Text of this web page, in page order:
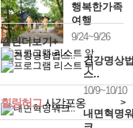
행복한가족
여행
9/24~9/26
건강명상법
스..
10/9~10/10
내면혁명워
캘린더보기+
힐링허그사감포옹 >